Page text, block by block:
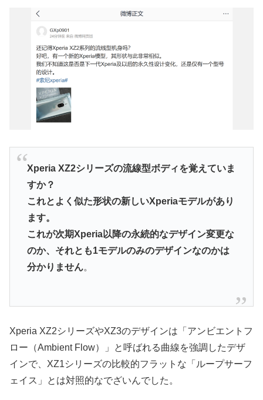
Xperia XZ2シリーズの流線型ボディを覚えていま
すか？
これとよく似た形状の新しいXperiaモデルがあり
ます。
これが次期Xperia以降の永続的なデザイン変更な
のか、それとも1モデルのみのデザインなのかは
分かりません。
Xperia XZ2シリーズやXZ3のデザインは「アンビエントフ
ロー（Ambient Flow）」と呼ばれる曲線を強調したデザ
インで、XZ1シリーズの比較的フラットな「ループサーフ
ェイス」とは対照的なでざいんでした。